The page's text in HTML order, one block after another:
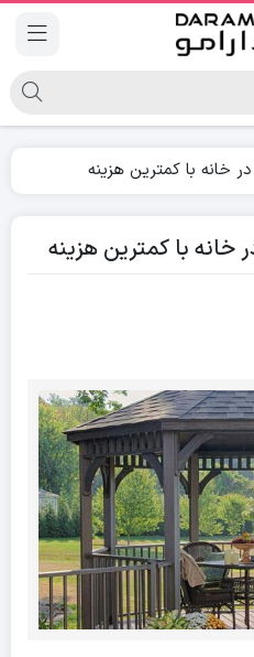
خانه با کمترین هزینه
خانه با کمترین هزینه